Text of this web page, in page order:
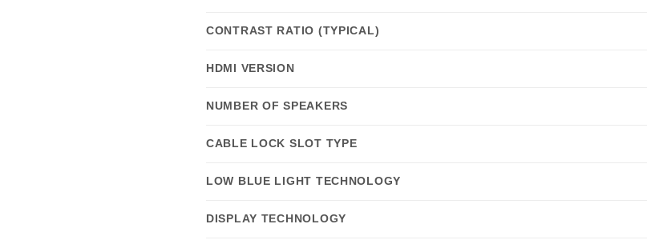
CONTRAST RATIO (TYPICAL)
HDMI VERSION
NUMBER OF SPEAKERS
CABLE LOCK SLOT TYPE
LOW BLUE LIGHT TECHNOLOGY
DISPLAY TECHNOLOGY